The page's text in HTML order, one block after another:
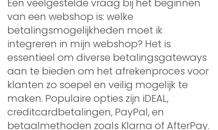
Een veelgestelde vraag bij het beginnen
van een webshop is: welke
betalingsmogelijkheden moet ik
integreren in mijn webshop? Het is
essentieel om diverse betalingsgateways
aan te bieden om het afrekenproces voor
klanten zo soepel en veilig mogelijk te
maken. Populaire opties zijn iDEAL,
creditcardbetalingen, PayPal, en
betaalmethoden zoals Klarna of AfterPay.